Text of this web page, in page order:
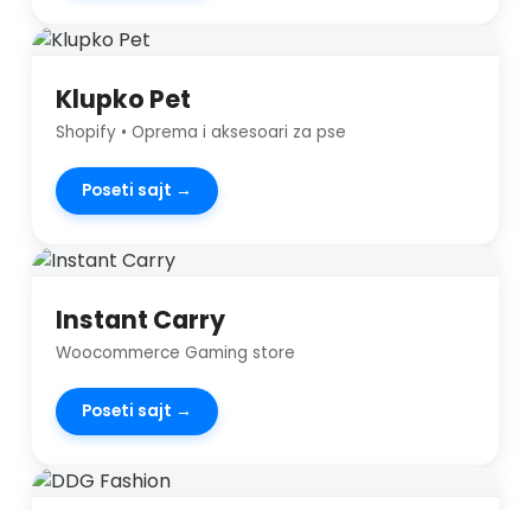
Klupko Pet
Shopify • Oprema i aksesoari za pse
Poseti sajt →
Instant Carry
Woocommerce Gaming store
Poseti sajt →